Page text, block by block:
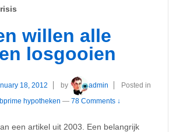
willen alle
losgooien
18, 2012 by admin
Posted in
hypotheken — 78 Comments ↓
een artikel uit 2003. Een belangrijk